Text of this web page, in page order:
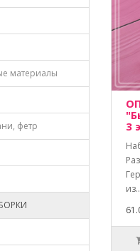
материалы
фетр
3
из..